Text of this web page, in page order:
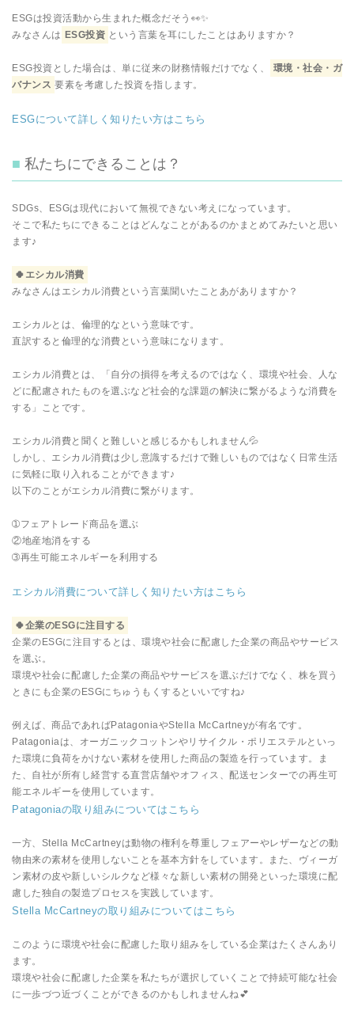
ESGは投資活動から生まれた概念だそう👀✨
みなさんは ESG投資 という言葉を耳にしたことはありますか？
ESG投資とした場合は、単に従来の財務情報だけでなく、
環境・社会・ガ
バナンス 要素を考慮した投資を指します。
ESGについて詳しく知りたい方はこちら
私たちにできることは？
SDGs、ESGは現代において無視できない考えになっています。
そこで私たちにできることはどんなことがあるのかまとめてみたいと思い
ます♪
🍀エシカル消費
みなさんはエシカル消費という言葉聞いたことあがありますか？
エシカルとは、倫理的なという意味です。
直訳すると倫理的な消費という意味になります。
エシカル消費とは、「自分の損得を考えるのではなく、環境や社会、人な
どに配慮されたものを選ぶなど社会的な課題の解決に繋がるような消費を
する」ことです。
エシカル消費と聞くと難しいと感じるかもしれません💦
しかし、エシカル消費は少し意識するだけで難しいものではなく日常生活
に気軽に取り入れることができます♪
以下のことがエシカル消費に繋がります。
➀フェアトレード商品を選ぶ
②地産地消をする
➂再生可能エネルギーを利用する
エシカル消費について詳しく知りたい方はこちら
🍀企業のESGに注目する
企業のESGに注目するとは、環境や社会に配慮した企業の商品やサービス
を選ぶ。
環境や社会に配慮した企業の商品やサービスを選ぶだけでなく、株を買う
ときにも企業のESGにちゅうもくするといいですね♪
例えば、商品であればPatagoniaやStella McCartneyが有名です。
Patagoniaは、オーガニックコットンやリサイクル・ポリエステルといっ
た環境に負荷をかけない素材を使用した商品の製造を行っています。ま
た、自社が所有し経営する直営店舗やオフィス、配送センターでの再生可
能エネルギーを使用しています。
Patagoniaの取り組みについてはこちら
一方、Stella McCartneyは動物の権利を尊重しフェアーやレザーなどの動
物由来の素材を使用しないことを基本方針をしています。また、ヴィーガ
ン素材の皮や新しいシルクなど様々な新しい素材の開発といった環境に配
慮した独自の製造プロセスを実践しています。
Stella McCartneyの取り組みについてはこちら
このように環境や社会に配慮した取り組みをしている企業はたくさんあり
ます。
環境や社会に配慮した企業を私たちが選択していくことで持続可能な社会
に一歩づつ近づくことができるのかもしれませんね💕